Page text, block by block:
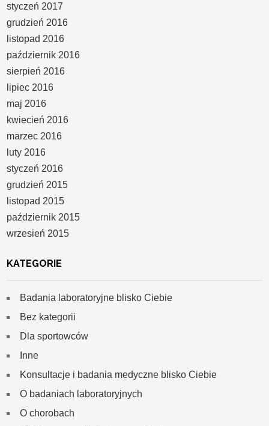
styczeń 2017
grudzień 2016
listopad 2016
październik 2016
sierpień 2016
lipiec 2016
maj 2016
kwiecień 2016
marzec 2016
luty 2016
styczeń 2016
grudzień 2015
listopad 2015
październik 2015
wrzesień 2015
KATEGORIE
Badania laboratoryjne blisko Ciebie
Bez kategorii
Dla sportowców
Inne
Konsultacje i badania medyczne blisko Ciebie
O badaniach laboratoryjnych
O chorobach